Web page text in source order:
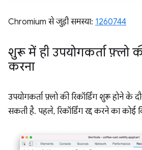
Chromium से जुड़ी समस्या: 1260744
शुरू में ही उपयोगकर्ता फ़्लो की
करना
उपयोगकर्ता फ़्लो की रिकॉर्डिंग शुरू होने के
सकती है. पहले, रिकॉर्डिंग रद्द करने का कोई